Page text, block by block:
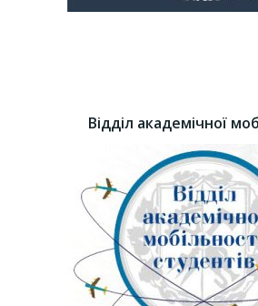
Відділ академічної